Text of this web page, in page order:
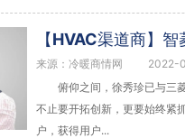
【HVAC渠道商】
来源：冷暖商情网
2022-
俯仰之间，徐秀珍已与三
不止要开拓创新，更要始终紧
户，获得用户...